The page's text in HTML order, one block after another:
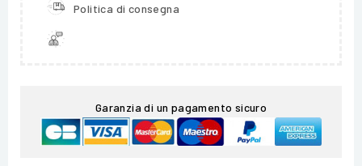
Politica di consegna
Garanzia di un pagamento sicuro